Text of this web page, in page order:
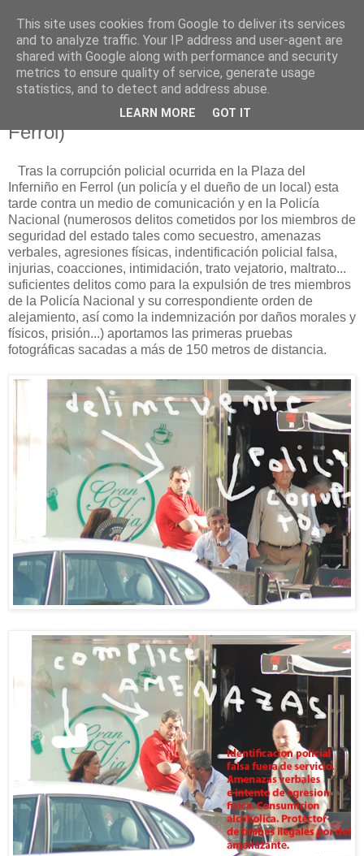
Está de pinga
5/9/10
Corrupción policial (Policía Nacional de
Ferrol)
Tras la corrupción policial ocurrida en la Plaza del
Inferniño en Ferrol (un policía y el dueño de un local) esta
tarde contra un medio de comunicación y en la Policía
Nacional (numerosos delitos cometidos por los miembros de
seguridad del estado tales como secuestro, amenazas
verbales, agresiones físicas, indentificación policial falsa,
injurias, coacciones, intimidación, trato vejatorio, maltrato...
suficientes delitos como para la expulsión de tres miembros
de la Policía Nacional y su correspondiente orden de
alejamiento, así como la indemnización por daños morales y
físicos, prisión...) aportamos las primeras pruebas
fotográficas sacadas a más de 150 metros de distancia.
This site uses cookies from Google to deliver its services
and to analyze traffic. Your IP address and user-agent are
shared with Google along with performance and security
metrics to ensure quality of service, generate usage
statistics, and to detect and address abuse.
LEARN MORE GOT IT